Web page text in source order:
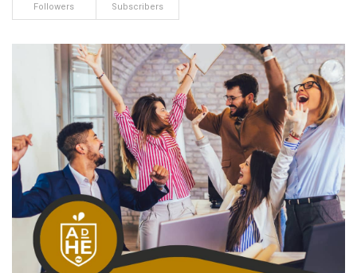
Followers Subscribers